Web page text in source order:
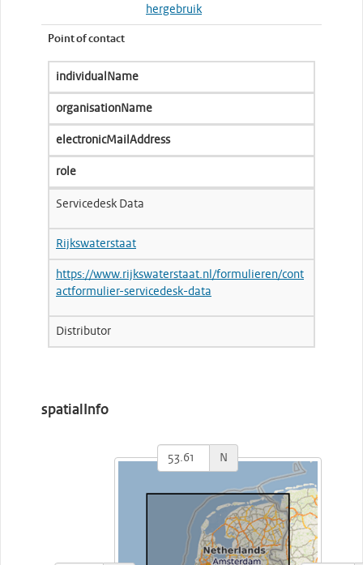
hergebruik
Point of contact
individualName
organisationName
electronicMailAddress
role
Servicedesk Data
Rijkswaterstaat
https://www.rijkswaterstaat.nl/formulieren/cont
actformulier-servicedesk-data
Distributor
spatialInfo
N